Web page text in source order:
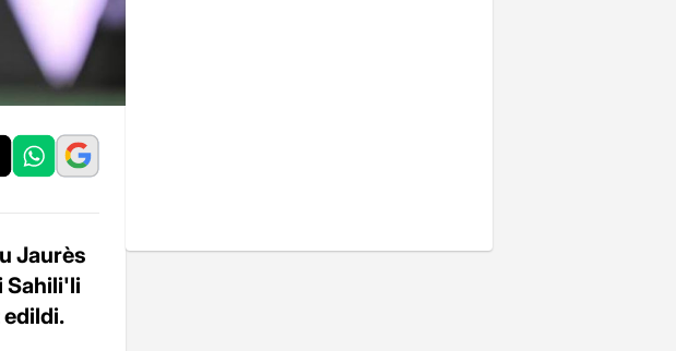
Jaurès
Sahili'li